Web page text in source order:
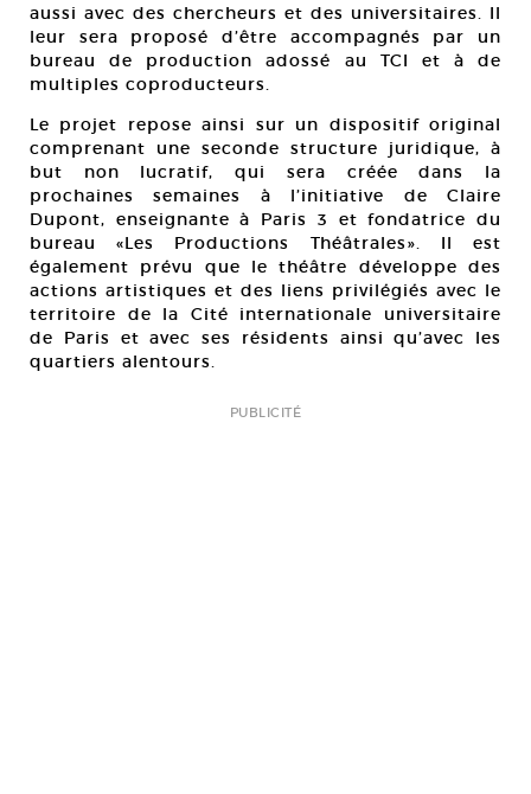
aussi avec des chercheurs et des universitaires. Il
leur sera proposé d’être accompagnés par un
bureau de production adossé au TCI et à de
multiples coproducteurs.
Le projet repose ainsi sur un dispositif original
comprenant une seconde structure juridique, à
but non lucratif, qui sera créée dans la
prochaines semaines à l’initiative de Claire
Dupont, enseignante à Paris 3 et fondatrice du
bureau «Les Productions Théâtrales». Il est
également prévu que le théâtre développe des
actions artistiques et des liens privilégiés avec le
territoire de la Cité internationale universitaire
de Paris et avec ses résidents ainsi qu’avec les
quartiers alentours.
PUBLICITÉ